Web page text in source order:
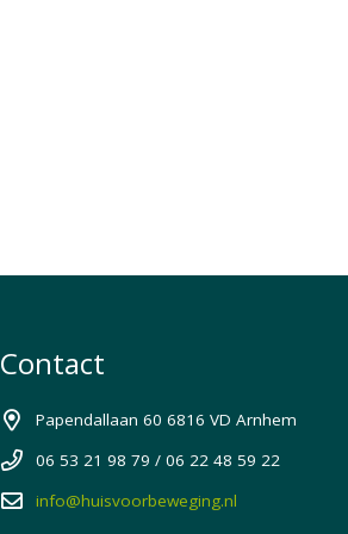
Contact
Papendallaan 60 6816 VD Arnhem
06 53 21 98 79 / 06 22 48 59 22
info@huisvoorbeweging.nl